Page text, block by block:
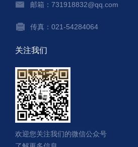
邮箱：731918832@qq.com
传真：021-54284064
关注我们
欢迎您关注我们的微信公众号